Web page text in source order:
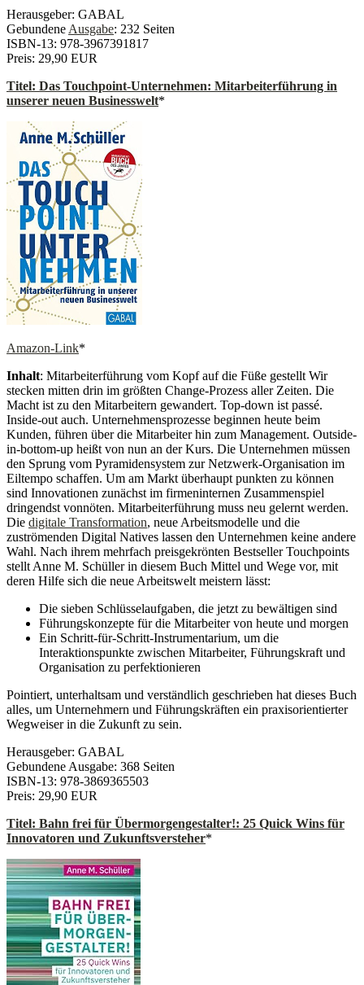
Herausgeber: GABAL
Gebundene Ausgabe: 232 Seiten
ISBN-13: 978-3967391817
Preis: 29,90 EUR
Titel: Das Touchpoint-Unternehmen: Mitarbeiterführung in
unserer neuen Businesswelt*
Amazon-Link*
Inhalt: Mitarbeiterführung vom Kopf auf die Füße gestellt Wir
stecken mitten drin im größten Change-Prozess aller Zeiten. Die
Macht ist zu den Mitarbeitern gewandert. Top-down ist passé.
Inside-out auch. Unternehmensprozesse beginnen heute beim
Kunden, führen über die Mitarbeiter hin zum Management. Outside-
in-bottom-up heißt von nun an der Kurs. Die Unternehmen müssen
den Sprung vom Pyramidensystem zur Netzwerk-Organisation im
Eiltempo schaffen. Um am Markt überhaupt punkten zu können
sind Innovationen zunächst im firmeninternen Zusammenspiel
dringendst vonnöten. Mitarbeiterführung muss neu gelernt werden.
Die digitale Transformation, neue Arbeitsmodelle und die
zuströmenden Digital Natives lassen den Unternehmen keine andere
Wahl. Nach ihrem mehrfach preisgekrönten Bestseller Touchpoints
stellt Anne M. Schüller in diesem Buch Mittel und Wege vor, mit
deren Hilfe sich die neue Arbeitswelt meistern lässt:
Die sieben Schlüsselaufgaben, die jetzt zu bewältigen sind
Führungskonzepte für die Mitarbeiter von heute und morgen
Ein Schritt-für-Schritt-Instrumentarium, um die
Interaktionspunkte zwischen Mitarbeiter, Führungskraft und
Organisation zu perfektionieren
Pointiert, unterhaltsam und verständlich geschrieben hat dieses Buch
alles, um Unternehmern und Führungskräften ein praxisorientierter
Wegweiser in die Zukunft zu sein.
Herausgeber: GABAL
Gebundene Ausgabe: 368 Seiten
ISBN-13: 978-3869365503
Preis: 29,90 EUR
Titel: Bahn frei für Übermorgengestalter!: 25 Quick Wins für
Innovatoren und Zukunftsversteher*